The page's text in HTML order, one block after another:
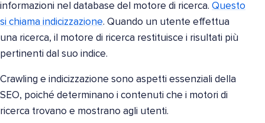
informazioni nel database del motore di ricerca. Questo
si chiama indicizzazione. Quando un utente effettua
una ricerca, il motore di ricerca restituisce i risultati più
pertinenti dal suo indice.
Crawling e indicizzazione sono aspetti essenziali della
SEO, poiché determinano i contenuti che i motori di
ricerca trovano e mostrano agli utenti.